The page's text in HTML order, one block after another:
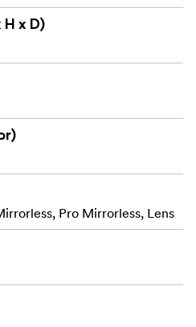
x D)
Pro Mirrorless, Lens